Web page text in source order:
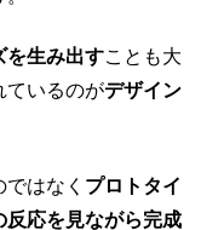
を生み出すことも大
ているのがデザイン
はなく プロトタイ
反応を見ながら完成